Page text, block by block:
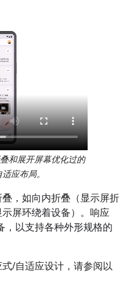
和展开屏幕优化过的
适应布局。
，如向内折叠（显示屏折
屏环绕着设备）。响应
，以支持各种外形规格的
/自适应设计，请参阅以